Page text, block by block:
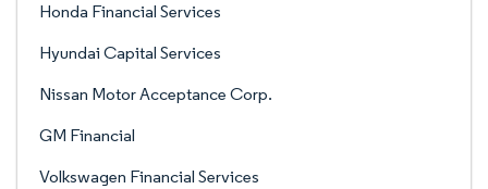
Honda Financial Services
Hyundai Capital Services
Nissan Motor Acceptance Corp.
GM Financial
Volkswagen Financial Services